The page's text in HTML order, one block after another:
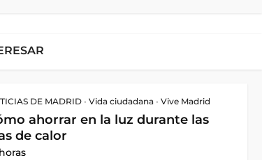
DE MADRID • Vida ciudadana • Vive Madrid
ahorrar en la luz durante las
de calor